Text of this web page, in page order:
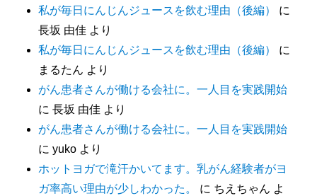
私が毎日にんじんジュースを飲む理由（後編）
に
長坂 由佳 より
私が毎日にんじんジュースを飲む理由（後編）
に
まるたん より
がん患者さんが働ける会社に。一人目を実践開始
に長坂 由佳 より
がん患者さんが働ける会社に。一人目を実践開始
にyuko より
ホットヨガで滝汗かいてます。乳がん経験者がヨ
ガ率高い理由が少しわかった。
に ちえちゃん よ